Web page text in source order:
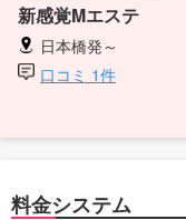
新感覚Mエステ
日本橋発～
口コミ 1件
料金システム